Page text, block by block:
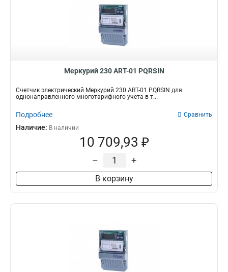
Меркурий 230 АRT-01 PQRSIN
Счетчик электрический Меркурий 230 АRT-01 PQRSIN для
однонаправленного многотарифного учета в т...
Подробнее Сравнить
Наличие: В наличии
10 709,93 ₽
– +
В корзину